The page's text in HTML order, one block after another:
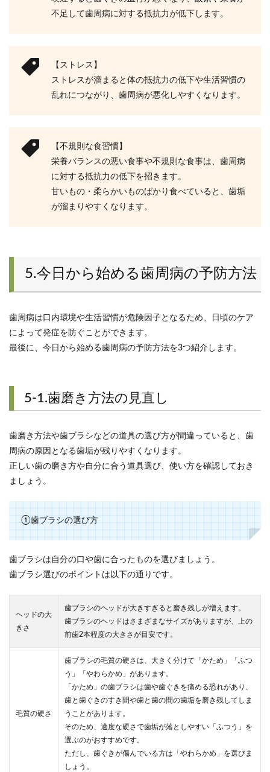
不足して歯周病に対する抵抗力が低下します。
【ストレス】
ストレスが溜まると体の抵抗力の低下や生活習慣の
乱れにつながり、歯周病が悪化しやすくなります。
【不規則な食習慣】
栄養バランスの悪い食事や不規則な食事は、歯周病
に対する抵抗力の低下を招きます。
甘いもの・柔らかいものばかり食べていると、歯垢
が溜まりやすくなります。
5.今日から始める歯周病の予防方法
歯周病は口内環境や生活習慣が危険因子となるため、日頃のケア
によって発症を防ぐことができます。
最後に、今日から始める歯周病の予防方法を3つ紹介します。
5-1.歯磨き方法の見直し
歯磨き方法や歯ブラシなどの道具の選び方が間違っていると、歯
周病の原因となる歯垢が残りやすくなります。
正しい歯の磨き方や自分に合う道具選び、使い方を確認しておき
ましょう。
①歯ブラシの選び方
歯ブラシは自分の口や歯に合ったものを選びましょう。
歯ブラシ選びのポイントは以下の通りです。
ヘッドの大
きさ
歯ブラシのヘッドが大きすぎると磨き残しが増えます。
歯ブラシのヘッドはさまざまなサイズがありますが、上の
前歯2本程度の大きさが目安です。
毛質の硬さ
歯ブラシの毛質の硬さは、大きく分けて「かため」「ふつ
う」「やわらかめ」があります。
「かため」の歯ブラシは歯や歯ぐきを痛める恐れがあり、
歯と歯ぐきのすき間や歯と歯の間の歯垢を磨き残してしま
うことがあります。
そのため、適度な硬さで歯垢が落としやすい「ふつう」を
選ぶのがおすすめです。
ただし、歯ぐきが傷んでいる方は「やわらかめ」を選びま
しょう。